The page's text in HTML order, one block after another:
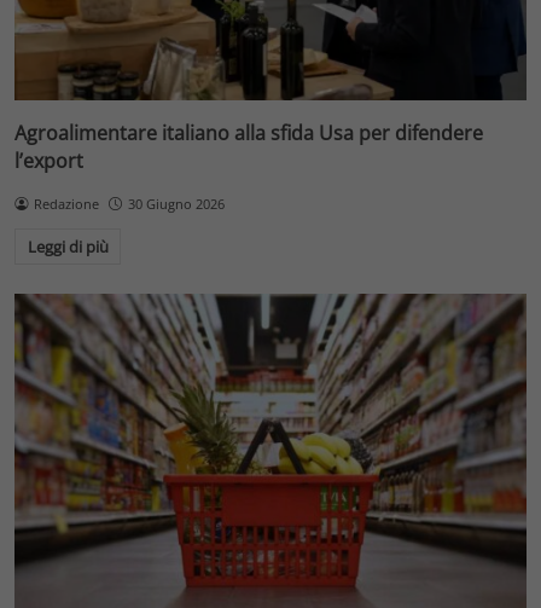
Agroalimentare italiano alla sfida Usa per difendere
l’export
Redazione 30 Giugno 2026
Leggi di più